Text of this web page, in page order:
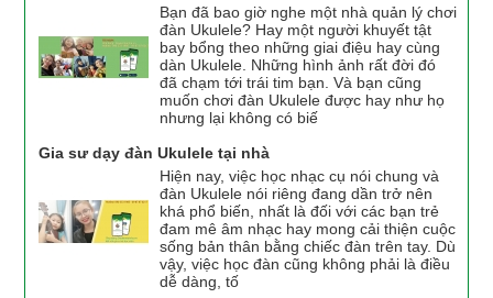
Bạn đã bao giờ nghe một nhà quản lý chơi
đàn Ukulele? Hay một người khuyết tật
bay bổng theo những giai điệu hay cùng
dàn Ukulele. Những hình ảnh rất đời đó
đã chạm tới trái tim bạn. Và bạn cũng
muốn chơi đàn Ukulele được hay như họ
nhưng lại không có biế
Gia sư dạy đàn Ukulele tại nhà
Hiện nay, việc học nhạc cụ nói chung và
đàn Ukulele nói riêng đang dần trở nên
khá phổ biến, nhất là đối với các bạn trẻ
đam mê âm nhạc hay mong cải thiện cuộc
sống bản thân bằng chiếc đàn trên tay. Dù
vậy, việc học đàn cũng không phải là điều
dễ dàng, tố